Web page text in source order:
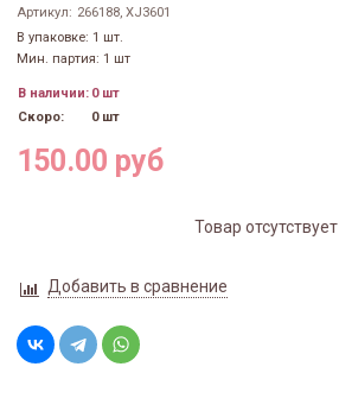
Артикул: 266188, XJ3601
В упаковке: 1 шт.
Мин. партия: 1 шт
В наличии: 0 шт
Скоро:
0 шт
150.00 руб
Товар отсутствует
Добавить в сравнение